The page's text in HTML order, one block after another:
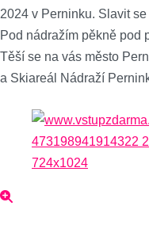
2024 v Perninku. Slavit
Pod nádražím pěkně pod
Těší se na vás město
a Skiareál Nádraží